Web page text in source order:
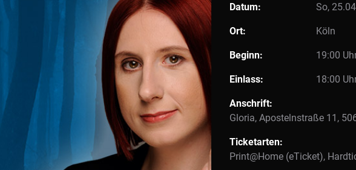
Datum: So,
Ort: Köln
Beginn: 19:00
Einlass: 18:00
Anschrift:
Gloria, Apostelnstraße 11,
Ticketarten:
Print@Home (eTicket),